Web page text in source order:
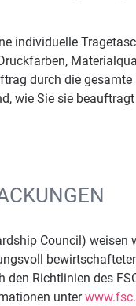
individuelle
durch die
wie Sie sie
Council) weisen
den Richtlinien des
unter